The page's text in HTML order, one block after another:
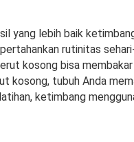
yang lebih baik
rutinitas
kosong bisa
kosong, tubuh Anda
ketimbang